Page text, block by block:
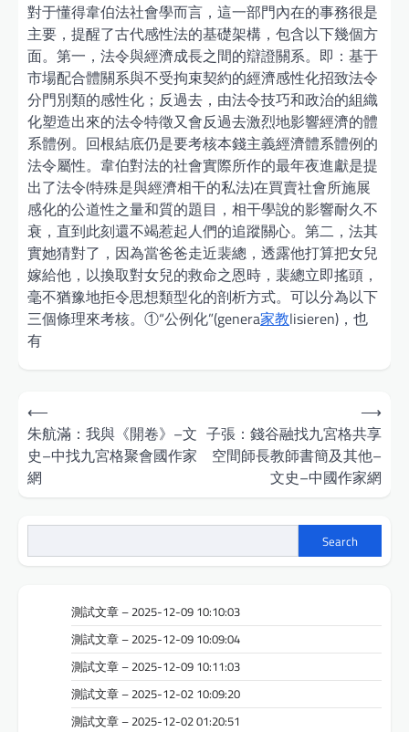
對于懂得韋伯法社會學而言，這一部門內在的事務很是
主要，提醒了古代感性法的基礎架構，包含以下幾個方
面。第一，法令與經濟成長之間的辯證關系。即：基于
市場配合體關系與不受拘束契約的經濟感性化招致法令
分門別類的感性化；反過去，由法令技巧和政治的組織
化塑造出來的法令特徵又會反過去激烈地影響經濟的體
系體例。回根結底仍是要考核本錢主義經濟體系體例的
法令屬性。韋伯對法的社會實際所作的最年夜進獻是提
出了法令(特殊是與經濟相干的私法)在買賣社會所施展
感化的公道性之量和質的題目，相干學說的影響耐久不
衰，直到此刻還不竭惹起人們的追蹤關心。第二，法其
實她猜對了，因為當爸爸走近裴總，透露他打算把女兒
嫁給他，以換取對女兒的救命之恩時，裴總立即搖頭，
毫不猶豫地拒令思想類型化的剖析方式。可以分為以下
三個條理來考核。①“公例化”(genera家教lisieren)，也
有
Post
navigation
⟵
朱航滿：我與《開卷》–文
史–中找九宮格聚會國作家
網
子張：錢谷融找九宮格共享
空間師長教師書簡及其他–
文史–中國作家網
⟶
Search
測試文章 – 2025-12-09 10:10:03
測試文章 – 2025-12-09 10:09:04
測試文章 – 2025-12-09 10:11:03
測試文章 – 2025-12-02 10:09:20
測試文章 – 2025-12-02 01:20:51